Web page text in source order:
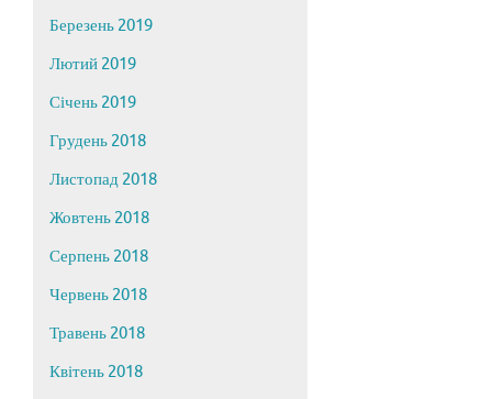
Березень 2019
Лютий 2019
Січень 2019
Грудень 2018
Листопад 2018
Жовтень 2018
Серпень 2018
Червень 2018
Травень 2018
Квітень 2018